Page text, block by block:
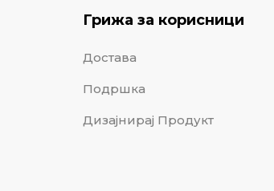
Грижа за корисници
Достава
Подршка
Дизајнирај Продукт